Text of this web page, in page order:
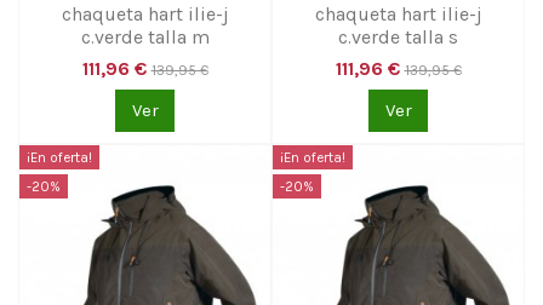
chaqueta hart ilie-j
c.verde talla m
111,96 €139,95 €
Ver
chaqueta hart ilie-j
c.verde talla s
111,96 €139,95 €
Ver
¡En oferta!
-20%
¡En oferta!
-20%